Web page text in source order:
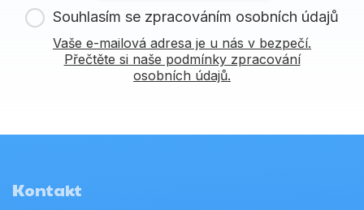
Souhlasím se zpracováním osobních údajů
Vaše e-mailová adresa je u nás v bezpečí.
Přečtěte si naše podmínky zpracování
osobních údajů.
Kontakt